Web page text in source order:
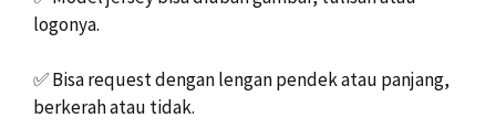
logonya.
✅Bisa request dengan lengan pendek atau panjang,
berkerah atau tidak.